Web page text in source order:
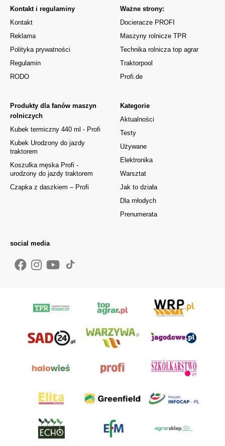
Kontakt i regulaminy
Kontakt
Reklama
Polityka prywatności
Regulamin
RODO
Kategorie
Aktualności
Testy
Używane
Elektronika
Warsztat
Jak to działa
Dla młodych
Prenumerata
Produkty dla fanów maszyn
rolniczych
Kubek termiczny 440 ml - Profi
Kubek Urodzony do jazdy
traktorem
Koszulka męska Profi -
urodzony do jazdy traktorem
Czapka z daszkiem – Profi
Ważne strony:
Docieracze PROFI
Maszyny rolnicze TPR
Technika rolnicza top agrar
Traktorpool
Profi.de
social media